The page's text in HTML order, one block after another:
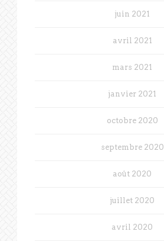
juin 2021
avril 2021
mars 2021
janvier 2021
octobre 2020
septembre 2020
août 2020
juillet 2020
avril 2020